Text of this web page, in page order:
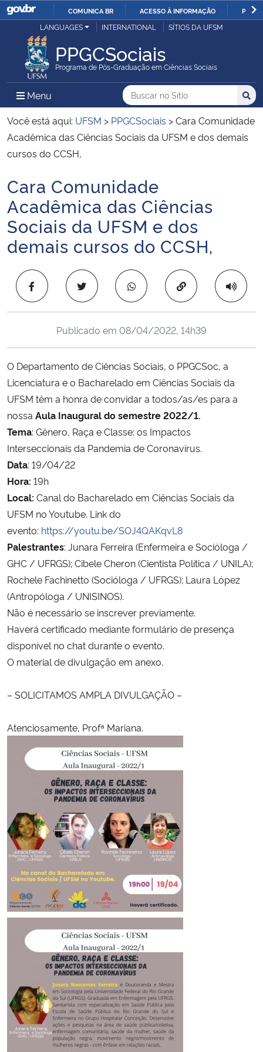
IR
O
COMUNICA BR ACESSO À INFORMAÇÃO
Ministério da Justiça e Segurança Pública
Ministério da Defesa
Ministério das Relações Exteriores
Ministério da Economia
Ministério da Infraestrutura
Ministério da Agricultura, Pecuária e Abastecimento
Ministério da Educação
Ministério da Cidadania
Ministério da Saúde
Ministério de Minas e Energia
Ministério da Ciência, Tecnologia, Inovações e Comunicações
Ministério do Meio Ambiente
Ministério do Turismo
Ministério do Desenvolvimento Regional
Secretaria-Geral
Secretaria de Governo
Gabinete de Segurança Institucional
Advocacia-Geral da União
LANGUAGES INTERNATIONAL SÍTIOS DA UFSM
PPGCSociais
Programa de Pós-Graduação em Ciências Sociais
Menu Menu Principal do Sítio
Busca
Buscar no no Sítio
Busca:
Você está aqui: UFSM > PPGCSociais >Cara Comunidade
Acadêmica das Ciências Sociais da UFSM e dos demais
cursos do CCSH,
Início do conteúdo
Cara Comunidade
Acadêmica das Ciências
Sociais da UFSM e dos
demais cursos do CCSH,
Copiar para área
Publicado em 08/04/2022, 14h39
O Departamento de Ciências Sociais, o PPGCSoc, a
Licenciatura e o Bacharelado em Ciências Sociais da
UFSM têm a honra de convidar a todos/as/es para a
nossa Aula Inaugural do semestre 2022/1.
Tema: Gênero, Raça e Classe: os Impactos
Interseccionais da Pandemia de Coronavírus.
Data: 19/04/22
Hora: 19h
Local: Canal do Bacharelado em Ciências Sociais da
UFSM no Youtube. Link do
evento: https://youtu.be/SOJ4QAKqvL8
Palestrantes: Junara Ferreira (Enfermeira e Socióloga /
GHC / UFRGS); Cibele Cheron (Cientista Política / UNILA);
Rochele Fachinetto (Socióloga / UFRGS); Laura López
(Antropóloga / UNISINOS).
Não é necessário se inscrever previamente.
Haverá certificado mediante formulário de presença
disponível no chat durante o evento.
O material de divulgação em anexo.
– SOLICITAMOS AMPLA DIVULGAÇÃO –
Atenciosamente, Profª Mariana.